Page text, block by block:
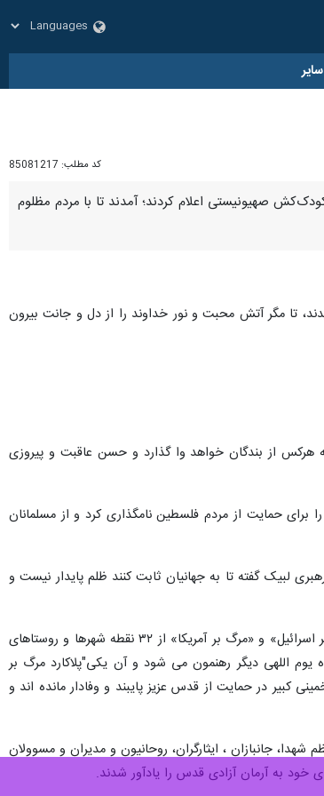
سایر
کد مطلب: 85081217